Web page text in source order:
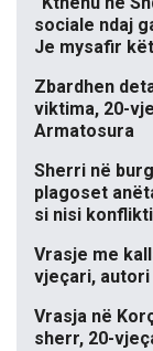
sociale ndaj
Je mysafir
Zbardhen
viktima, 20-
Armatosura
Sherri në
plagoset
si nisi konflikti
Vrasje me
vjeçari,
Vrasja në
sherr, 20-